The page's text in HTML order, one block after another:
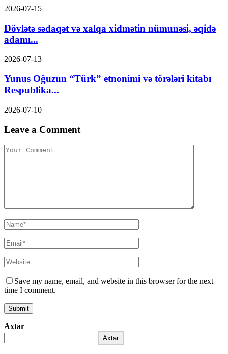
2026-07-15
Dövlətə sədaqət və xalqa xidmətin nümunəsi, əqidə
adamı...
2026-07-13
Yunus Oğuzun “Türk” etnonimi və törələri kitabı
Respublika...
2026-07-10
Leave a Comment
Save my name, email, and website in this browser for the next
time I comment.
Axtar
Axtar